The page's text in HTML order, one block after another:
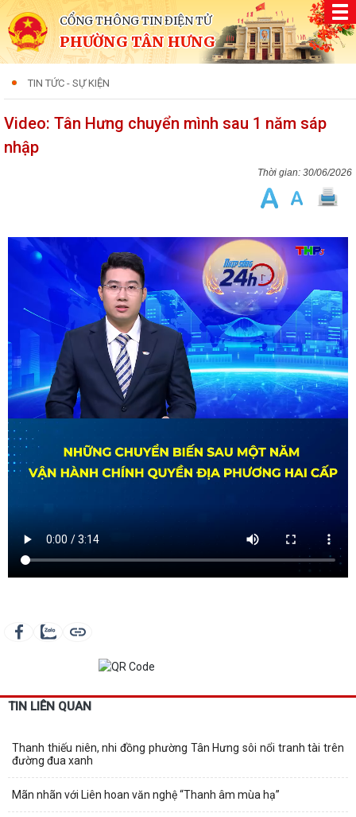
CỔNG THÔNG TIN ĐIỆN TỬ
PHƯỜNG TÂN HƯNG
TIN TỨC - SỰ KIỆN
Video: Tân Hưng chuyển mình sau 1 năm sáp
nhập
30/06/2026
TIN LIÊN QUAN
Thanh thiếu niên, nhi đồng phường Tân Hưng sôi nổi tranh tài trên
đường đua xanh
Mãn nhãn với Liên hoan văn nghệ “Thanh âm mùa hạ”